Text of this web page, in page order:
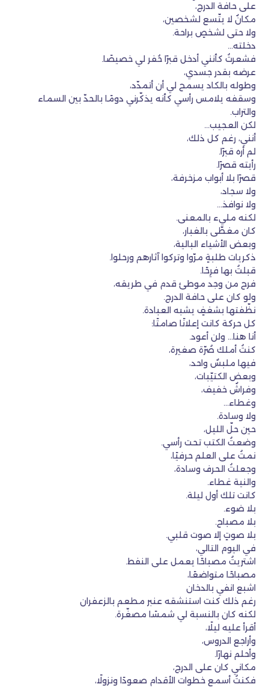
على حافة الدرج،
مكانٌ لا يتّسع لشخصين،
ولا حتى لشخصٍ براحة.
دخلته…
فشعرتُ كأنني أدخل قبرًا حُفر لي خصيصًا.
عرضه بقدر جسدي،
وطوله بالكاد يسمح لي أن أتمدّد،
وسقفه يلامس رأسي كأنه يذكّرني دومًا بالحدّ بين السماء
والتراب.
لكن العجيب…
أنني، رغم كل ذلك،
لم أره قبرًا.
رأيته قصرًا.
قصرًا بلا أبواب مزخرفة،
ولا سجاد،
ولا نوافذ…
لكنه مليء بالمعنى.
كان مغطّى بالغبار،
وبعض الأشياء البالية،
ذكريات طلبةٍ مرّوا وتركوا آثارهم ورحلوا.
قبلتُ بها فرِحًا.
فرح من وجد موطئ قدم في طريقه،
ولو كان على حافة الدرج.
نظّفتها بشغفٍ يشبه العبادة.
كل حركة كانت إعلانًا صامتًا:
أنا هنا… ولن أعود.
كنتُ أملك صُرّة صغيرة،
فيها ملبسٌ واحد،
وبعض الكتيّبات،
وفراشٌ خفيف،
وغطاء…
ولا وسادة.
حين حلّ الليل،
وضعتُ الكتب تحت رأسي.
نمتُ على العلم حرفيًا،
وجعلتُ الحرف وسادة،
والنية غطاء.
كانت تلك أول ليلة.
بلا ضوء.
بلا مصباح.
بلا صوتٍ إلا صوت قلبي.
في اليوم التالي،
اشتريتُ مصباحًا يعمل على النفط.
مصباحًا متواضعًا،
اشبع انفي بالدخان
رغم ذلك كنت استنشقه عنبر مطعم بالزعفران
لكنه كان بالنسبة لي شمسًا مصغّرة.
أقرأ عليه ليلًا،
وأراجع الدروس،
وأحلم نهارًا.
مكاني كان على الدرج،
فكنتُ أسمع خطوات الأقدام صعودًا ونزولًا،